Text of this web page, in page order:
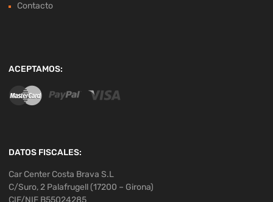
Contacto
ACEPTAMOS:
DATOS FISCALES:
Car Center Costa Brava S.L
C/Suro, 2 Palafrugell (17200 – Girona)